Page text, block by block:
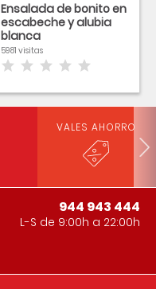
Ensalada de bonito en
escabeche y alubia
blanca
5981 visitas
VALES AHORRO
944 943 444
L-S de 9:00h a 22:00h